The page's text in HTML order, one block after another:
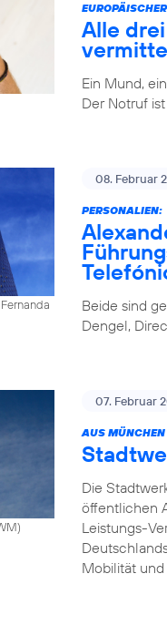
Alle
Ein Mund,
Der Notruf
08. Februar
PERSONALIEN:
Beide sind
Dengel,
07. Februar
AUS
Die
öffentlichen
Leistungs-
Mobilität und